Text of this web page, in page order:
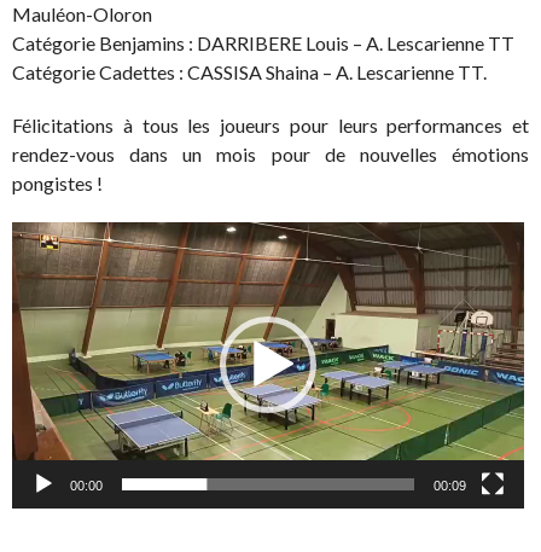
Mauléon-Oloron
Catégorie Benjamins : DARRIBERE Louis – A. Lescarienne TT
Catégorie Cadettes : CASSISA Shaina – A. Lescarienne TT.
Félicitations à tous les joueurs pour leurs performances et
rendez-vous dans un mois pour de nouvelles émotions
pongistes !
Lecteur
vidéo
00:00 00:09